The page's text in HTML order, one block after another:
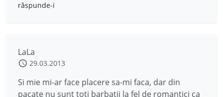
răspunde-i
LaLa
29.03.2013
Si mie mi-ar face placere sa-mi faca, dar din
pacate nu sunt toti barbatii la fel de romantici ca